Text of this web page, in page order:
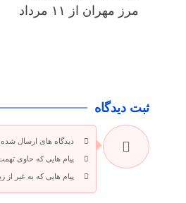
مرز مهران از ۱۱ مرداد
ثبت دیدگاه
دیدگاه های ارسال
پیام هایی که حاوی
پیام هایی که به غیر